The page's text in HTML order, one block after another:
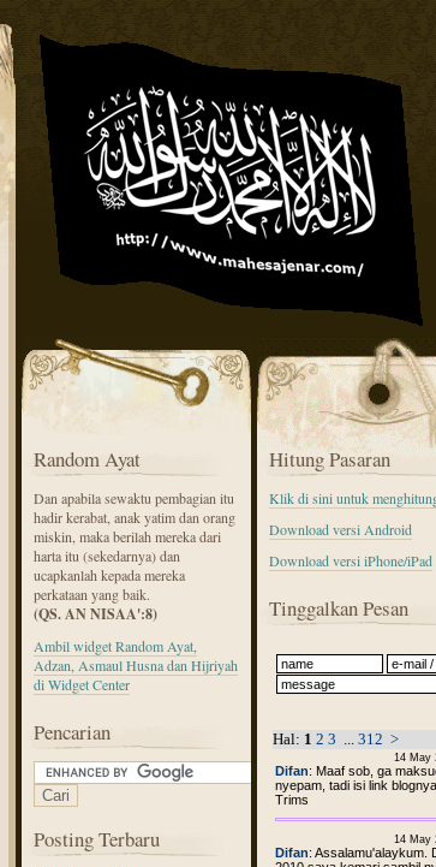
Random Ayat
Dan apabila sewaktu pembagian itu
hadir kerabat, anak yatim dan orang
miskin, maka berilah mereka dari
harta itu (sekedarnya) dan
ucapkanlah kepada mereka
perkataan yang baik.
(QS. AN NISAA':8)
Ambil widget Random Ayat,
Adzan, Asmaul Husna dan Hijriyah
di Widget Center
Pencarian
Posting Terbaru
Hitung Pasaran
Klik di sini untuk
Download versi Android
Download versi iPhone/iPad
Tinggalkan Pesan